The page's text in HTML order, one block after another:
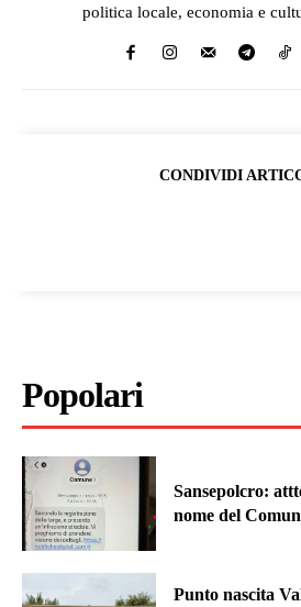
politica locale, economia e
CONDIVIDI
Popolari
Sansepolcro:
nome del
Punto nascita